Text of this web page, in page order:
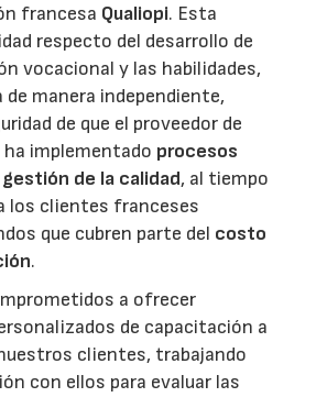
francesa Qualiopi. Esta
respecto del desarrollo de
vocacional y las habilidades,
de manera independiente,
de que el proveedor de
implementado procesos
de la calidad, al tiempo
los clientes franceses
que cubren parte del costo
.
a ofrecer
de capacitación a
clientes, trabajando
con ellos para evaluar las